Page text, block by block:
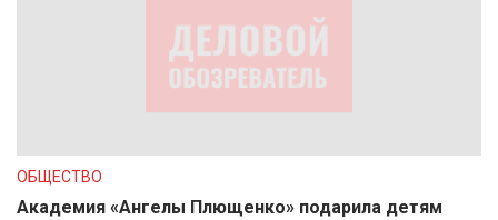
ОБЩЕСТВО
Академия «Ангелы Плющенко» подарила детям